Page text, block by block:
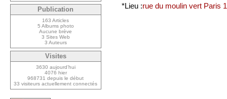
*Lieu :rue du moulin vert Paris
Publication
163 Articles
5 Albums photo
Aucune brève
3 Sites Web
3 Auteurs
Visites
3630 aujourd’hui
4076 hier
968731 depuis le début
33 visiteurs actuellement connectés